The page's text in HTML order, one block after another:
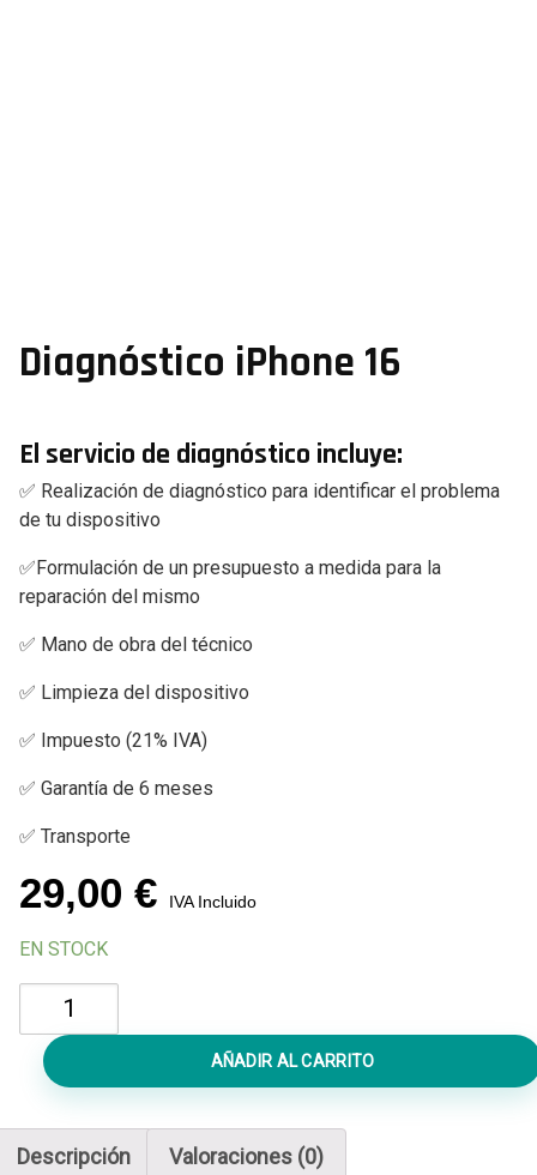
Diagnóstico iPhone 16
El servicio de diagnóstico incluye:
✅ Realización de diagnóstico para identificar el problema
de tu dispositivo
✅Formulación de un presupuesto a medida para la
reparación del mismo
✅ Mano de obra del técnico
✅ Limpieza del dispositivo
✅ Impuesto (21% IVA)
✅ Garantía de 6 meses
✅ Transporte
29,00 € IVA Incluido
EN STOCK
Diagnóstico
cantidad
AÑADIR AL CARRITO
Descripción Valoraciones (0)